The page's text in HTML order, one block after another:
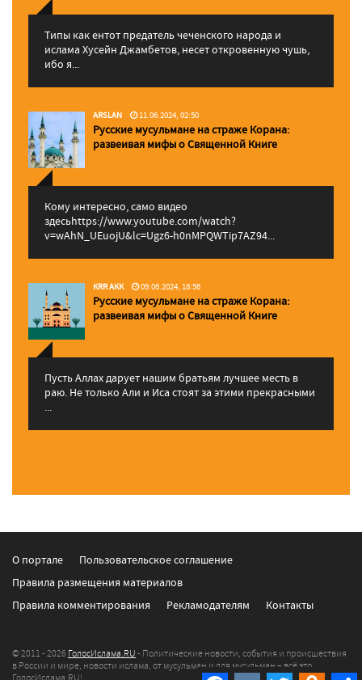
Типы как ентот предатель чеченского народа и
ислама Хусейн Джамбетов, несет откровенную чушь,
ибо я...
ARSLAN 11.06.2024, 02:50
Русские мусульмане на страже Корана:
pазвеивая мифы о Священной Книге
Кому интересно, само видео
здесьhttps://www.youtube.com/watch?
v=wAhN_UEuojU&lc=Ugz6-h0nMPQWTip7AZ94...
KRR AKK 09.06.2024, 18:56
Русские мусульмане на страже Корана:
pазвеивая мифы о Священной Книге
Пусть Аллах дарует нашим братьям лучшее месть в
раю. Не только Али и Иса стоят за этими прекрасными
...
О портале
Пользовательское соглашение
Правила размещения материалов
Правила комментирования
Рекламодателям Контакты
© 2011 - 2026 ГолосИслама.RU - Политические новости, события и происшествия
в России и мире, новости ислама, от мусульман и для мусульман – всё это